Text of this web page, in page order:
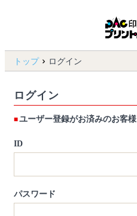
トップ ログイン
ログイン
ユーザー登録がお済みのお客様
ID
パスワード